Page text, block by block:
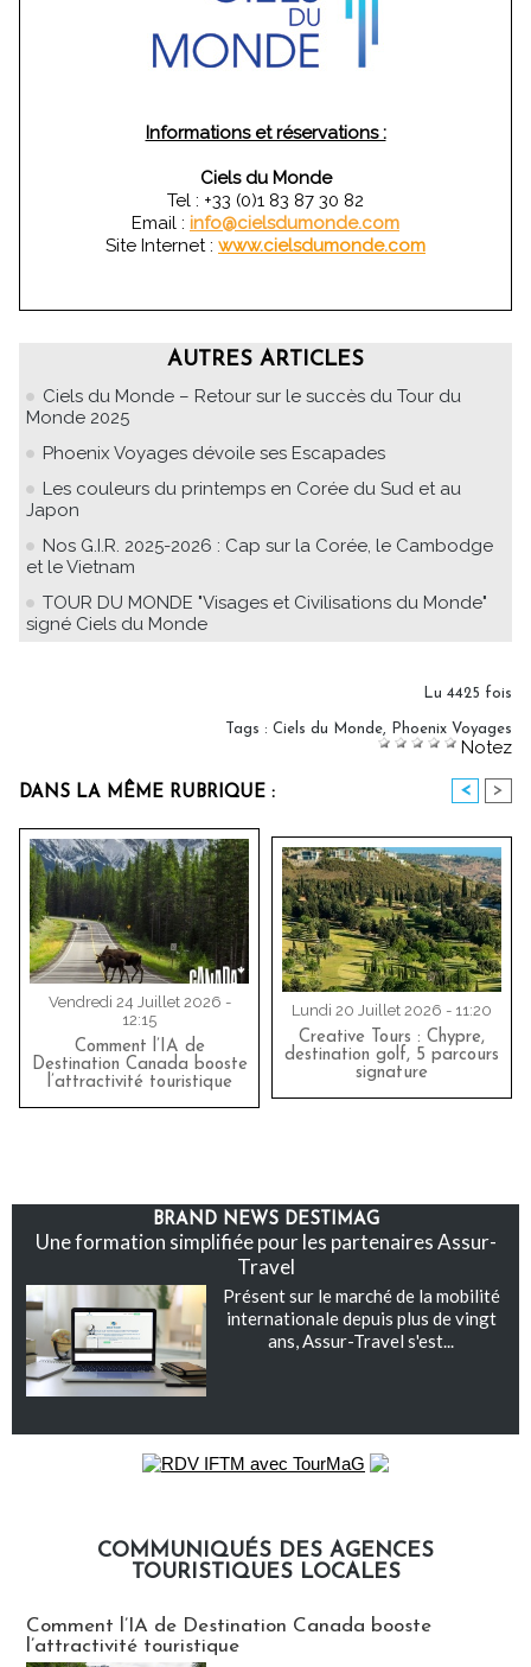
Informations et réservations :
Ciels du Monde
Tel : +33 (0)1 83 87 30 82
Email : info@cielsdumonde.com
Site Internet : www.cielsdumonde.com
AUTRES ARTICLES
Ciels du Monde – Retour sur le succès du Tour du
Monde 2025
Phoenix Voyages dévoile ses Escapades
Les couleurs du printemps en Corée du Sud et au
Japon
Nos G.I.R. 2025-2026 : Cap sur la Corée, le Cambodge
et le Vietnam
TOUR DU MONDE "Visages et Civilisations du Monde"
signé Ciels du Monde
Lu 4425 fois
Tags : Ciels du Monde, Phoenix Voyages
Notez
DANS LA MÊME RUBRIQUE : < >
Vendredi 24 Juillet 2026 -
12:15
Comment l’IA de
Destination Canada booste
l’attractivité touristique
Lundi 20 Juillet 2026 - 11:20
Creative Tours : Chypre,
destination golf, 5 parcours
signature
BRAND NEWS DESTIMAG
Une formation simplifiée pour les partenaires Assur-
Travel
Présent sur le marché de la mobilité
internationale depuis plus de vingt
ans, Assur-Travel s'est...
COMMUNIQUÉS DES AGENCES
TOURISTIQUES LOCALES
Comment l’IA de Destination Canada booste
l’attractivité touristique